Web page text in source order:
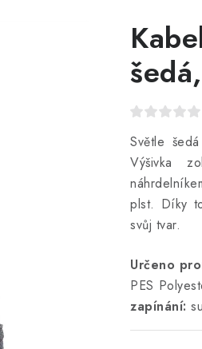
Světle
Výšivka
plst. Díky
svůj tvar.
Určeno
PES
zapínání: